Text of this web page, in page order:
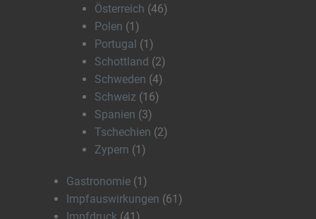
Österreich (46)
Polen (1)
Portugal (1)
Schottland (2)
Schweden (4)
Schweiz (16)
Spanien (3)
Tschechien (2)
Zypern (1)
Gastronomie (1)
Impfauswirkungen (61)